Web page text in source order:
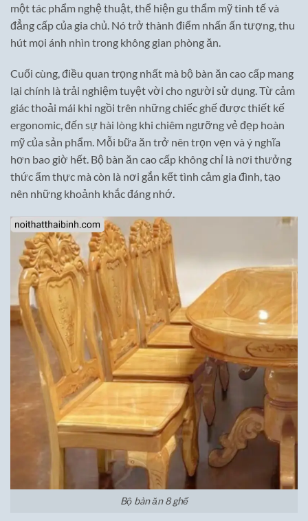
một tác phẩm nghệ thuật, thể hiện gu thẩm mỹ tinh tế và
đẳng cấp của gia chủ. Nó trở thành điểm nhấn ấn tượng, thu
hút mọi ánh nhìn trong không gian phòng ăn.
Cuối cùng, điều quan trọng nhất mà bộ bàn ăn cao cấp mang
lại chính là trải nghiệm tuyệt vời cho người sử dụng. Từ cảm
giác thoải mái khi ngồi trên những chiếc ghế được thiết kế
ergonomic, đến sự hài lòng khi chiêm ngưỡng vẻ đẹp hoàn
mỹ của sản phẩm. Mỗi bữa ăn trở nên trọn vẹn và ý nghĩa
hơn bao giờ hết. Bộ bàn ăn cao cấp không chỉ là nơi thưởng
thức ẩm thực mà còn là nơi gắn kết tình cảm gia đình, tạo
nên những khoảnh khắc đáng nhớ.
Bộ bàn ăn 8 ghế